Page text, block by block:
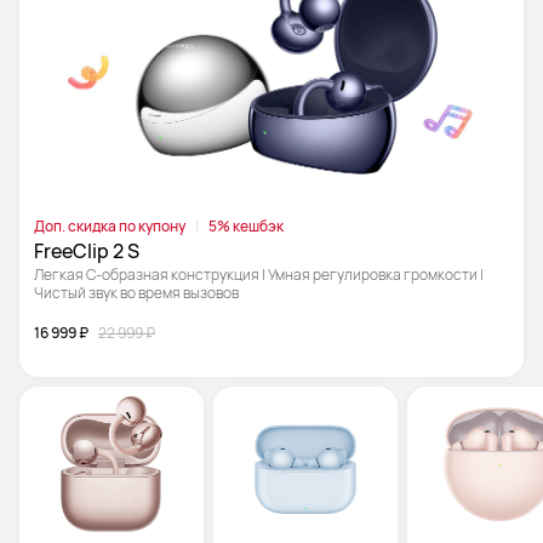
Доп. скидка по купону 5% кешбэк
FreeClip 2 S
Легкая С-образная конструкция | Умная регулировка громкости |
Чистый звук во время вызовов
16 999 ₽ 22 999 ₽